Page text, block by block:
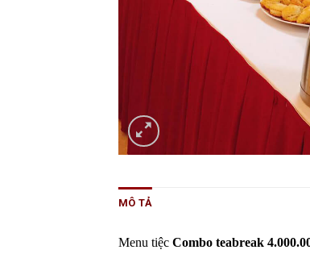
MÔ TẢ
Menu tiệc Combo teabreak